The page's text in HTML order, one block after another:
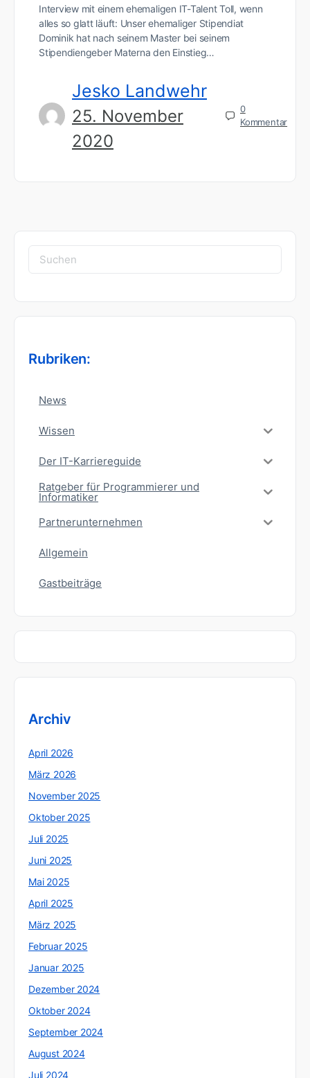
Interview mit einem ehemaligen IT-Talent Toll, wenn
alles so glatt läuft: Unser ehemaliger Stipendiat
Dominik hat nach seinem Master bei seinem
Stipendiengeber Materna den Einstieg…
Jesko Landwehr
25. November
2020
0
Kommentar
Suchen
nach:
Rubriken:
News
Wissen
Der IT-Karriereguide
Ratgeber für Programmierer und
Informatiker
Partnerunternehmen
Allgemein
Gastbeiträge
Archiv
April 2026
März 2026
November 2025
Oktober 2025
Juli 2025
Juni 2025
Mai 2025
April 2025
März 2025
Februar 2025
Januar 2025
Dezember 2024
Oktober 2024
September 2024
August 2024
Juli 2024